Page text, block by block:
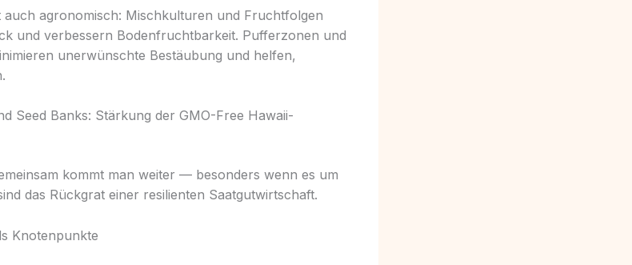
agronomisch: Mischkulturen und Fruchtfolgen
und verbessern Bodenfruchtbarkeit. Pufferzonen und
unerwünschte Bestäubung und helfen,
Seed Banks: Stärkung der GMO-Free Hawaii-
kommt man weiter — besonders wenn es um
das Rückgrat einer resilienten Saatgutwirtschaft.
Knotenpunkte